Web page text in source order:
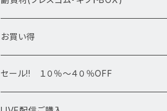
デザインブレス
高級・高品質ブレスレット
ポイント・タワー・タンブル
スフィア 丸玉
お買い得
セール!! １０％～４０％OFF